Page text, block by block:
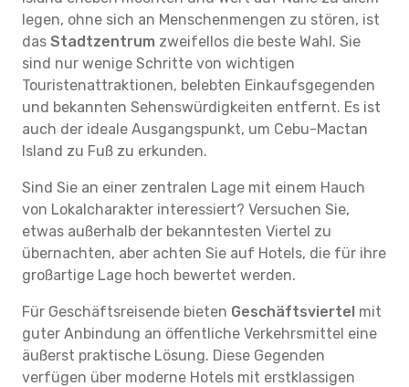
legen, ohne sich an Menschenmengen zu stören, ist
das Stadtzentrum zweifellos die beste Wahl. Sie
sind nur wenige Schritte von wichtigen
Touristenattraktionen, belebten Einkaufsgegenden
und bekannten Sehenswürdigkeiten entfernt. Es ist
auch der ideale Ausgangspunkt, um Cebu-Mactan
Island zu Fuß zu erkunden.
Sind Sie an einer zentralen Lage mit einem Hauch
von Lokalcharakter interessiert? Versuchen Sie,
etwas außerhalb der bekanntesten Viertel zu
übernachten, aber achten Sie auf Hotels, die für ihre
großartige Lage hoch bewertet werden.
Für Geschäftsreisende bieten Geschäftsviertel mit
guter Anbindung an öffentliche Verkehrsmittel eine
äußerst praktische Lösung. Diese Gegenden
verfügen über moderne Hotels mit erstklassigen